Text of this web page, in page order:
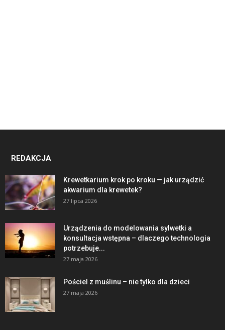
REDAKCJA
Krewetkarium krok po kroku — jak urządzić
akwarium dla krewetek?
27 lipca 2026
Urządzenia do modelowania sylwetki a
konsultacja wstępna – dlaczego technologia
potrzebuje...
27 maja 2026
Pościel z muślinu – nie tylko dla dzieci
27 maja 2026